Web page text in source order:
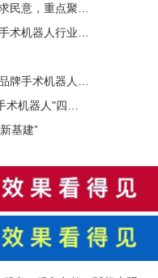
焦社区护理规范化
业带来的三个信号
首次集中现场实操
刺资本市场的背后
基建”